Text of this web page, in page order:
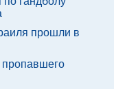
прошли в
пропавшего